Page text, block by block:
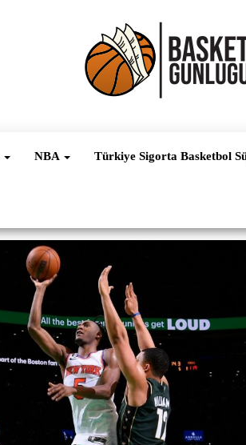
Haber
Süper Lig ve
Dünya
NBA Türkiye Sigorta Basketbol